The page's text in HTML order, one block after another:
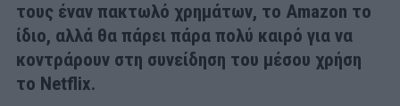
τους έναν πακτωλό χρημάτων, το Amazon το
ίδιο, αλλά θα πάρει πάρα πολύ καιρό για να
κοντράρουν στη συνείδηση του μέσου χρήση
το Netflix.